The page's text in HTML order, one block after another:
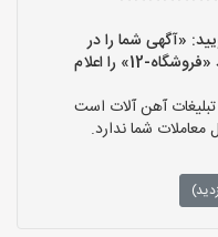
«آگهی شما را در
سایت «آهن آلاتی ها» دیده ام و کد «فروشگاه-12» را اعلام
آهن آلات است
شما ندارد.